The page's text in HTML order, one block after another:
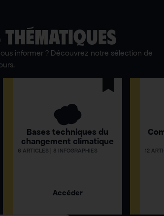
informer ? Découvrez notre sélection de
Bases techniques du
changement climatique
6 ARTICLES | 8 INFOGRAPHIES
Accéder
12